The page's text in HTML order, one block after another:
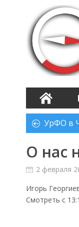
УрФО в
О нас
2 февраля
Игорь
Смотреть с